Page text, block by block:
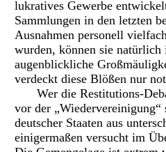
lukratives Gewerbe
Sammlungen in den letzten
Ausnahmen personell
wurden, können sie
augenblickliche
verdeckt diese Blößen nur
Wer die Restitutions-
vor der
deutscher Staaten aus
einigermaßen versucht im